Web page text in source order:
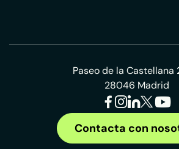
Paseo de la Castellana
28046 Madrid
Contacta con